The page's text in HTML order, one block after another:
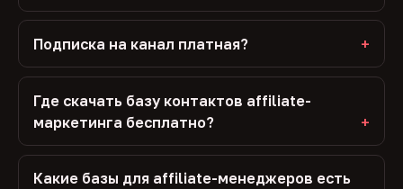
Подписка на канал платная?
Где скачать базу контактов affiliate-
маркетинга бесплатно?
Какие базы для affiliate-менеджеров есть